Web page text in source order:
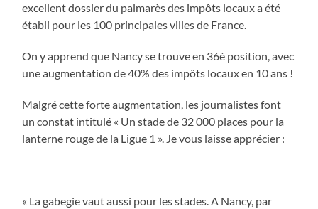
excellent dossier du palmarès des impôts locaux a été
établi pour les 100 principales villes de France.
On y apprend que Nancy se trouve en 36è position, avec
une augmentation de 40% des impôts locaux en 10 ans !
Malgré cette forte augmentation, les journalistes font
un constat intitulé « Un stade de 32 000 places pour la
lanterne rouge de la Ligue 1 ». Je vous laisse apprécier :
« La gabegie vaut aussi pour les stades. A Nancy, par